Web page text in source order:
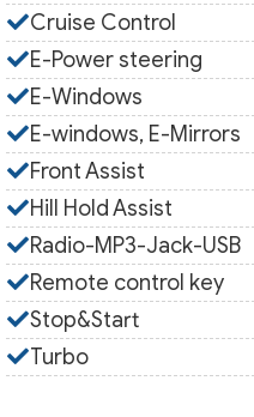
Cruise Control
E-Power steering
E-Windows
E-windows, E-Mirrors
Front Assist
Hill Hold Assist
Radio-MP3-Jack-USB
Remote control key
Stop&Start
Turbo